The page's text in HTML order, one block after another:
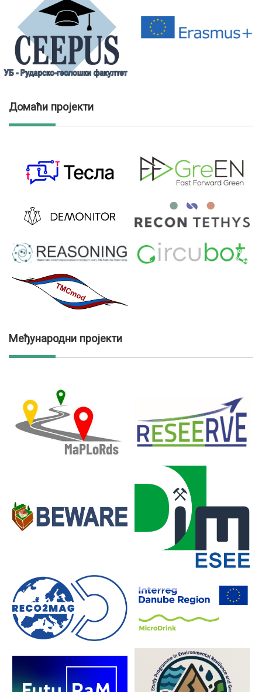
Домаћи пројекти
Међународни пројекти